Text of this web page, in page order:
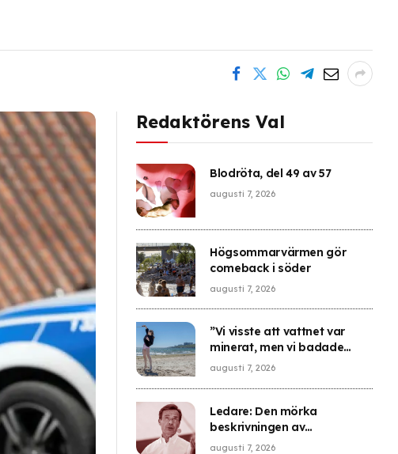
Redaktörens Val
Blodröta, del 49 av 57
augusti 7, 2026
Högsommarvärmen gör
comeback i söder
augusti 7, 2026
”Vi visste att vattnet var
minerat, men vi badade
ändå”
augusti 7, 2026
Ledare: Den mörka
beskrivningen av
integrationen är en bluff
augusti 7, 2026